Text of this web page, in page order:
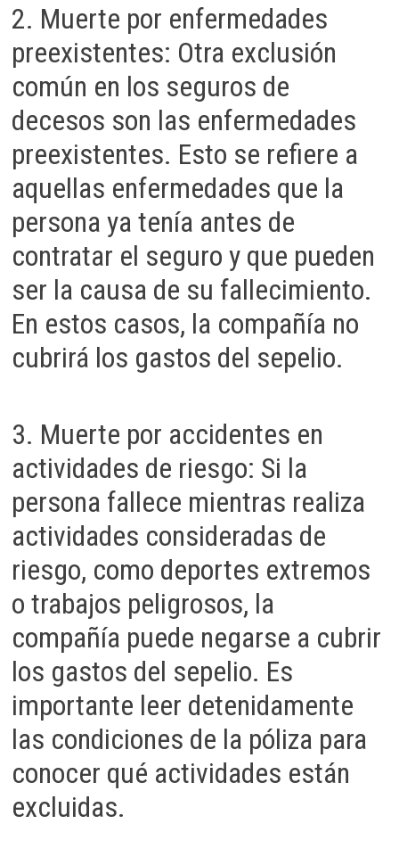
2. Muerte por enfermedades
preexistentes: Otra exclusión
común en los seguros de
decesos son las enfermedades
preexistentes. Esto se refiere a
aquellas enfermedades que la
persona ya tenía antes de
contratar el seguro y que pueden
ser la causa de su fallecimiento.
En estos casos, la compañía no
cubrirá los gastos del sepelio.
3. Muerte por accidentes en
actividades de riesgo: Si la
persona fallece mientras realiza
actividades consideradas de
riesgo, como deportes extremos
o trabajos peligrosos, la
compañía puede negarse a cubrir
los gastos del sepelio. Es
importante leer detenidamente
las condiciones de la póliza para
conocer qué actividades están
excluidas.